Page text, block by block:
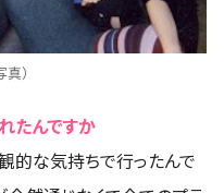
）
たんですか
的な気持ちで行ったんで